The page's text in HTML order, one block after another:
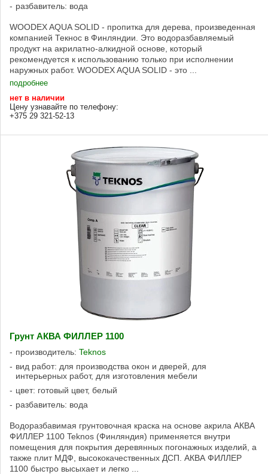
разбавитель: вода
WOODEX AQUA SOLID - пропитка для дерева, произведенная
компанией Текнос в Финляндии. Это водоразбавляемый
продукт на акрилатно-алкидной основе, который
рекомендуется к использованию только при исполнении
наружных работ. WOODEX AQUA SOLID - это ...
подробнее
нет в наличии
Цену узнавайте по телефону:
+375 29 321-52-13
Грунт АКВА ФИЛЛЕР 1100
производитель: Teknos
вид работ: для производства окон и дверей, для
интерьерных работ, для изготовления мебели
цвет: готовый цвет, белый
разбавитель: вода
Водоразбавимая грунтовочная краска на основе акрила АКВА
ФИЛЛЕР 1100 Teknos (Финляндия) применяется внутри
помещения для покрытия деревянных погонажных изделий, а
также плит МДФ, высококачественных ДСП. АКВА ФИЛЛЕР
1100 быстро высыхает и легко ...